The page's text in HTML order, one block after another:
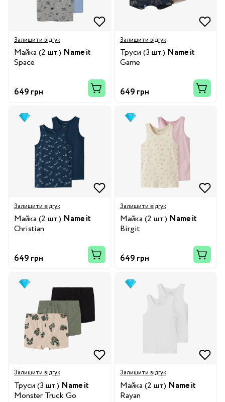
Залишити відгук
Майка (2 шт.) Name it
Space
649 грн
Залишити відгук
Труси (3 шт.) Name it
Game
649 грн
Залишити відгук
Майка (2 шт.) Name it
Christian
649 грн
Залишити відгук
Майка (2 шт.) Name it
Birgit
649 грн
Залишити відгук
Труси (3 шт.) Name it
Monster Truck Go
Залишити відгук
Майка (2 шт) Name it
Rayan